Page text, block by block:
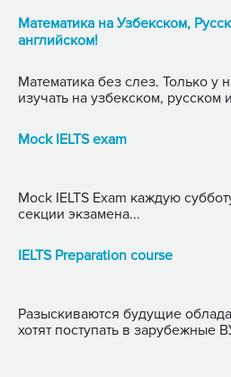
Математика на Узбекском,
английском!
Математика без слез. Только
изучать на узбекском, русском
Mock IELTS exam
Mock IELTS Exam каждую
секции экзамена...
IELTS Preparation course
Разыскиваются будущие обладатели
хотят поступать в зарубежные